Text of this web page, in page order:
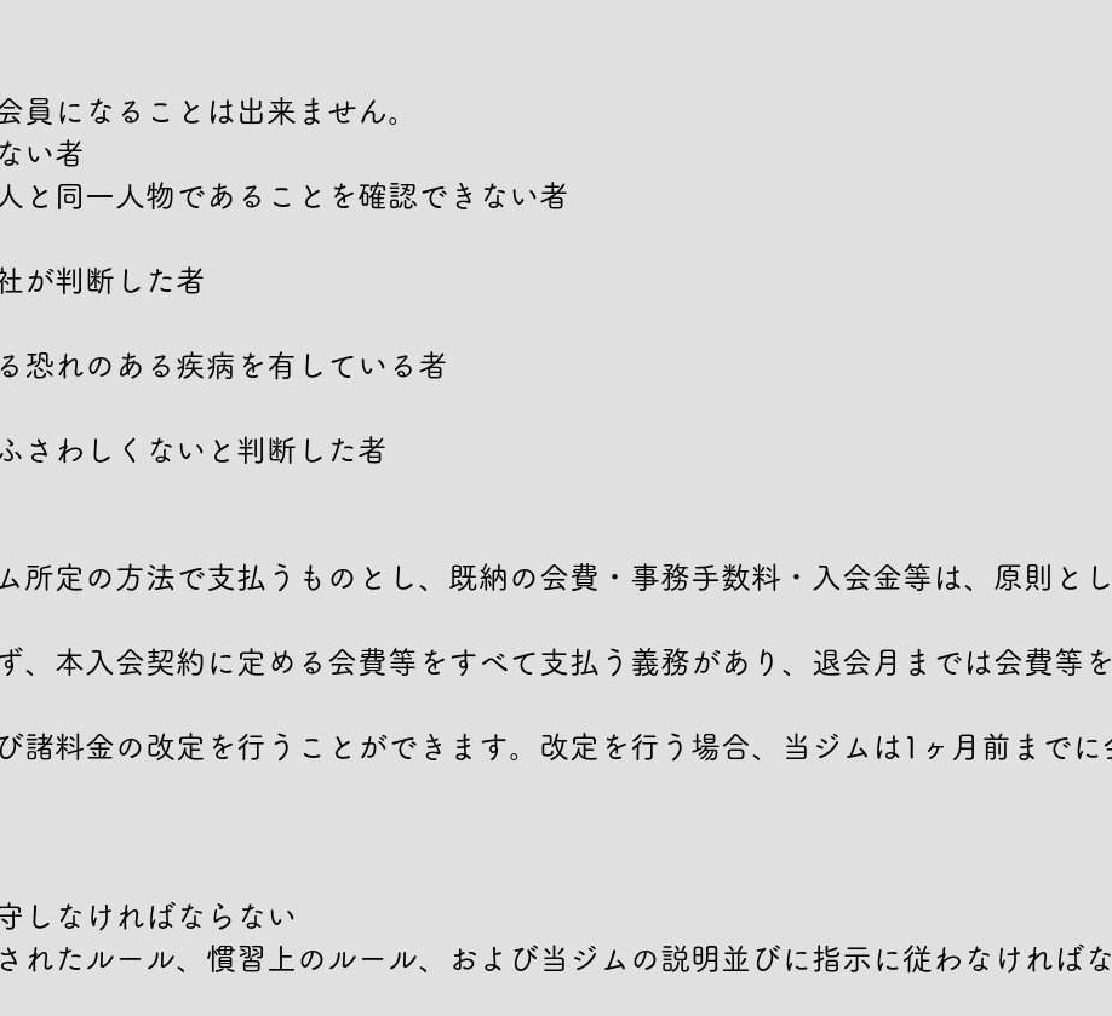
員になることは出来ません。
い者
同一人物であることを確認できない者
が判断した者
恐れのある疾病を有している者
さわしくないと判断した者
定の方法で支払うものとし、既納の会費・事務手数料・入会金等は、原則と
本入会契約に定める会費等をすべて支払う義務があり、退会月までは会費等
料金の改定を行うことができます。改定を行う場合、当ジムは1ヶ月前までに
しなければならない
たルール、慣習上のルール、および当ジムの説明並びに指示に従わなければ